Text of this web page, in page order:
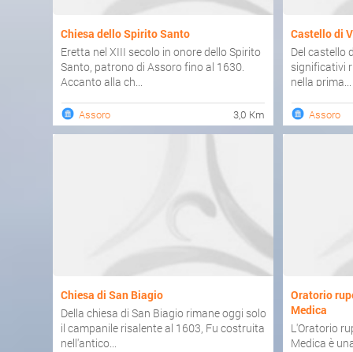
Chiesa dello Spirito Santo
Eretta nel XIII secolo in onore dello Spirito
Santo, patrono di Assoro fino al 1630.
Accanto alla ch...
Assoro 3,0 Km
Castello di
Del castello
significativi
nella prima...
Assoro
Chiesa di San Biagio
Della chiesa di San Biagio rimane oggi solo
il campanile risalente al 1603, Fu costruita
nell'antico...
Oratorio
Medica
L'Oratorio
Medica è